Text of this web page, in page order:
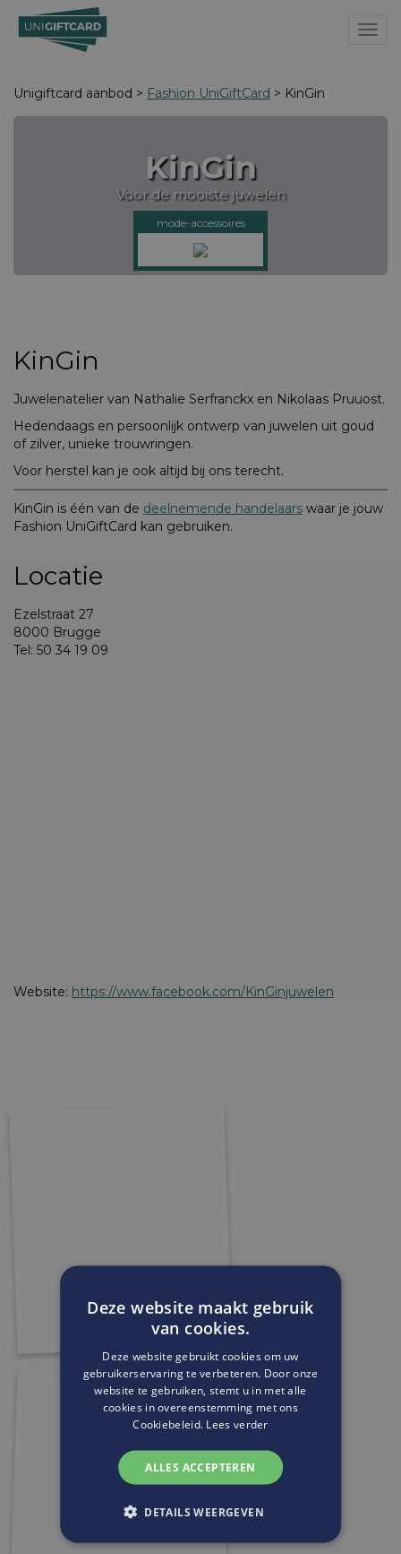
Unigiftcard aanbod > Fashion UniGiftCard > KinGin
KinGin
Voor de mooiste juwelen
mode-accessoires
KinGin
Juwelenatelier van Nathalie Serfranckx en Nikolaas Pruuost.
Hedendaags en persoonlijk ontwerp van juwelen uit goud
of zilver, unieke trouwringen.
Voor herstel kan je ook altijd bij ons terecht.
KinGin is één van de deelnemende handelaars waar je jouw
Fashion UniGiftCard kan gebruiken.
Locatie
Ezelstraat 27
8000 Brugge
Tel: 50 34 19 09
Website: https://www.facebook.com/KinGinjuwelen
Deze website maakt gebruik
van cookies.
Deze website gebruikt cookies om uw
gebruikerservaring te verbeteren. Door onze
website te gebruiken, stemt u in met alle
cookies in overeenstemming met ons
Cookiebeleid. Lees verder
ALLES ACCEPTEREN
DETAILS WEERGEVEN